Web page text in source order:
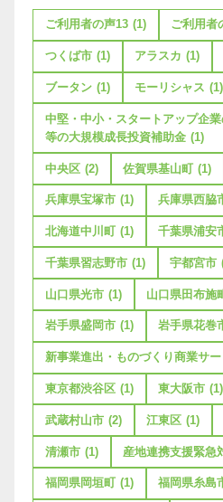
ご利用者の声13 (1) ご利用者
つくば市 (1) アラスカ (1)
ブータン (1) モーリシャス (1)
中堅・中小・スタートアップ企
等の大規模成長投資補助金 (1)
中央区 (2) 佐賀県基山町 (1)
兵庫県宝塚市 (1) 兵庫県西脇
北海道中川町 (1) 千葉県浦安
千葉県習志野市 (1) 宇都宮市
山口県光市 (1) 山口県田布施
岩手県盛岡市 (1) 岩手県花巻
新事業進出・ものづくり商業サ
東京都渋谷区 (1) 東大阪市 (1)
武蔵村山市 (2) 江東区 (1)
清瀬市 (1) 産地連携支援緊急
福岡県岡垣町 (1) 福岡県糸島